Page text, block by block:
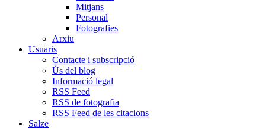
Mitjans
Personal
Fotografies
Arxiu
Usuaris
Contacte i subscripció
Ús del blog
Informació legal
RSS Feed
RSS de fotografia
RSS Feed de les citacions
Salze